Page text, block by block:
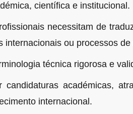
científica e institucional.
necessitam de
ou processos de
técnica rigorosa e
académicas,
internacional.